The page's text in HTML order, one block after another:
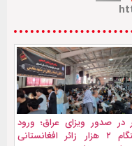
در صدور ویزای عراق؛ ورود
دیرهنگام ۲ هزار زائر افغانستانی